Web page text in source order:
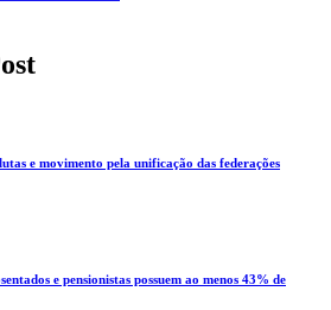
e movimento pela unificação das federações
e pensionistas possuem ao menos 43% de